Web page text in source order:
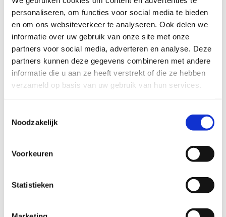
personaliseren, om functies voor social media te bieden
en om ons websiteverkeer te analyseren. Ook delen we
informatie over uw gebruik van onze site met onze
partners voor social media, adverteren en analyse. Deze
partners kunnen deze gegevens combineren met andere
informatie die u aan ze heeft verstrekt of die ze hebben
verzameld op basis van uw gebruik van hun services.
Noodzakelijk
Voorkeuren
Statistieken
spullen: turn trash into
treasure
Jullie zetten je ook in voor een veilig nachtleven
‘Ja, bij alles wat we organiseren proberen we de
omgeving veilig te houden en een fijne sfeer te
locatie, posten over het gedrag dat we graag willen
contact te zoeken met bezoekers en alert te zijn.